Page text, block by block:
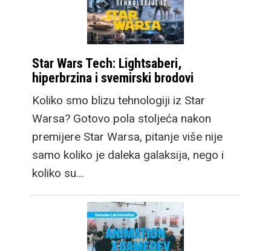
nesvakidašnji dizajn
brzo nam je prirastao
prednost vidi se kada
otklopite novi Galaxy
Fold8 jer dobivate
dobro poznat 4: 3
omjer stranica, idealan
za scrollanje webom,
također multimedija
može pokriti puno veći
Star Wars Tech: Lightsaberi,
hiperbrzina i svemirski brodovi
Koliko smo blizu tehnologiji iz Star
Warsa? Gotovo pola stoljeća nakon
premijere Star Warsa, pitanje više nije
samo koliko je daleka galaksija, nego i
koliko su…